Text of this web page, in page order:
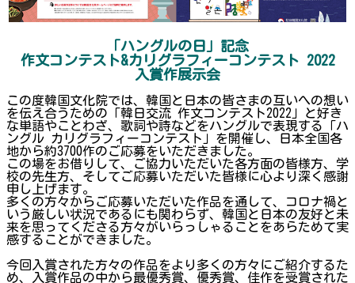
「ハングルの日」記念
作文コンテスト&カリグラフィーコンテスト 2022
入賞作展示会
この度韓国文化院では、韓国と日本の皆さまの互いへの想い
を伝え合うための「韓日交流 作文コンテスト2022」と好き
な単語やことわざ、歌詞や詩などをハングルで表現する「ハ
ングル カリグラフィーコンテスト」を開催し、日本全国各
地から約3700作のご応募をいただきました。
この場をお借りして、ご協力いただいた各方面の皆様方、学
校の先生方、そしてご応募いただいた皆様に心より深く感謝
申し上げます。
多くの方々からご応募いただいた作品を通して、コロナ禍と
いう厳しい状況であるにも関わらず、韓国と日本の友好と未
来を思ってくださる方々がいらっしゃることをあらためて実
感することができました。
今回入賞された方々の作品をより多くの方々にご紹介するた
め、入賞作品の中から最優秀賞、優秀賞、佳作を受賞された